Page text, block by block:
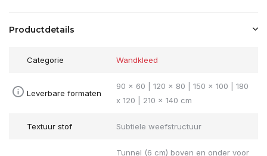
Productdetails
Categorie Wandkleed
Leverbare formaten
90 x 60 | 120 x 80 | 150 x 100 | 180
x 120 | 210 x 140 cm
Textuur stof Subtiele weefstructuur
Tunnel (6 cm) boven en onder voor